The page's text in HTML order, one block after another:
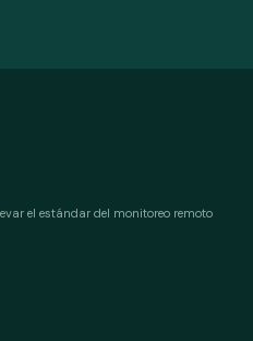
el estándar del monitoreo remoto